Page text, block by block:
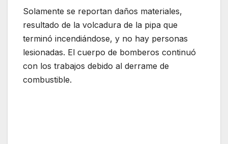
Solamente se reportan daños materiales,
resultado de la volcadura de la pipa que
terminó incendiándose, y no hay personas
lesionadas. El cuerpo de bomberos continuó
con los trabajos debido al derrame de
combustible.